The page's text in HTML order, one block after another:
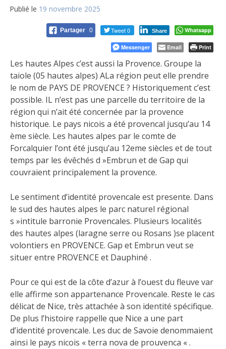
Publié le 19 novembre 2025
Partager 0 Tweet 0 Share Whatsapp
Messenger Email Print
Les hautes Alpes c’est aussi la Provence. Groupe la
taiole (05 hautes alpes) ALa région peut elle prendre
le nom de PAYS DE PROVENCE ? Historiquement c’est
possible. IL n’est pas une parcelle du territoire de la
région qui n’ait été concernée par la provence
historique. Le pays nicois a été provencal jusqu’au 14
ème siècle. Les hautes alpes par le comte de
Forcalquier l’ont été jusqu’au 12eme siècles et de tout
temps par les évêchés d »Embrun et de Gap qui
couvraient principalement la provence.
Le sentiment d’identité provencale est presente. Dans
le sud des hautes alpes le parc naturel régional
s »intitule barronie Provencales. Plusieurs localités
des hautes alpes (laragne serre ou Rosans )se placent
volontiers en PROVENCE. Gap et Embrun veut se
situer entre PROVENCE et Dauphiné .
Pour ce qui est de la côte d’azur à l’ouest du fleuve var
elle affirme son appartenance Provencale. Reste le cas
délicat de Nice, très attachée à son identité spécifique.
De plus l’histoire rappelle que Nice a une part
d’identité provencale. Les duc de Savoie denommaient
ainsi le pays nicois « terra nova de prouvenca « .